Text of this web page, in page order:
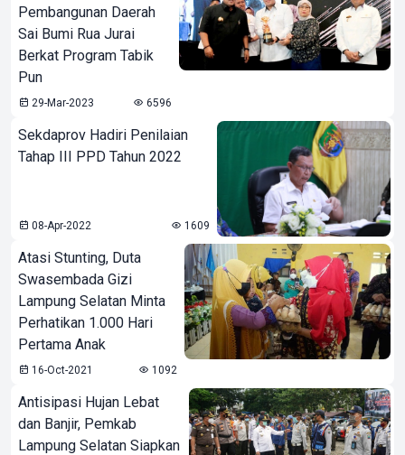
Pembangunan Daerah
Sai Bumi Rua Jurai
Berkat Program Tabik
Pun
29-Mar-2023 6596
Sekdaprov Hadiri Penilaian
Tahap III PPD Tahun 2022
08-Apr-2022 1609
Atasi Stunting, Duta
Swasembada Gizi
Lampung Selatan Minta
Perhatikan 1.000 Hari
Pertama Anak
16-Oct-2021 1092
Antisipasi Hujan Lebat
dan Banjir, Pemkab
Lampung Selatan Siapkan